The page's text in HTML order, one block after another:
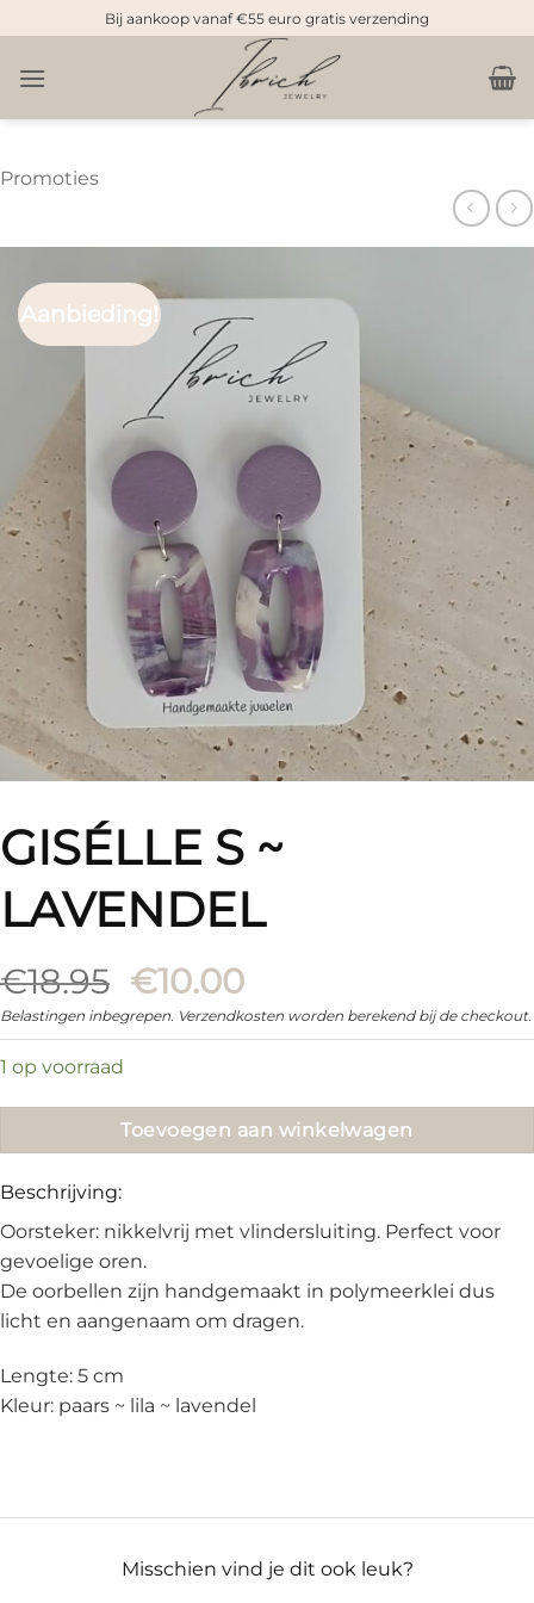
naar
inhoud
Bij aankoop vanaf €55 euro gratis verzending
Promoties
Aanbieding!
GISÉLLE S ~
LAVENDEL
€18.95 Oorspronkelijke
prijs
was:
€10.00Huidige
prijs
is:
Belastingen inbegrepen. Verzendkosten worden berekend bij de checkout.
1 op voorraad
Toevoegen aan winkelwagen
Beschrijving:
Oorsteker: nikkelvrij met vlindersluiting. Perfect voor
gevoelige oren.
De oorbellen zijn handgemaakt in polymeerklei dus
licht en aangenaam om dragen.
Lengte: 5 cm
Kleur: paars ~ lila ~ lavendel
Misschien vind je dit ook leuk?